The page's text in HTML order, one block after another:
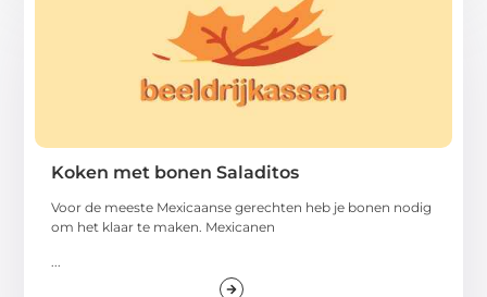
Koken met bonen Saladitos
Voor de meeste Mexicaanse gerechten heb je bonen nodig
om het klaar te maken. Mexicanen
...